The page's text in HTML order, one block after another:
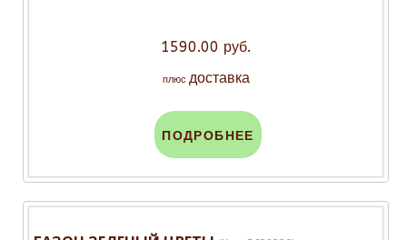
1590.00 руб.
плюс доставка
ПОДРОБНЕЕ